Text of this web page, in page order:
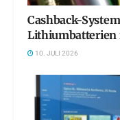
Cashback-
Lithiumbatterien
10. JULI 2026